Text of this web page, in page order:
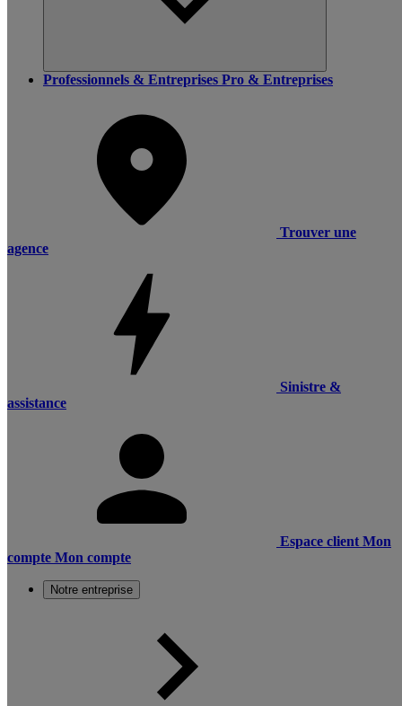
Professionnels & Entreprises Pro & Entreprises
Trouver une
agence
Sinistre &
assistance
Espace client Mon
compte Mon compte
Notre entreprise